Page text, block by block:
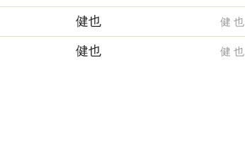
健也 健 也
健也 健 也